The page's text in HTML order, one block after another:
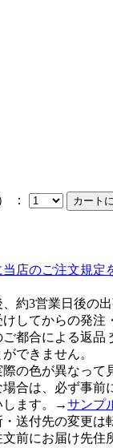
：
店のご注文規定
約3営業日後の出
けしてからの発注
都合による返品
できません。
の色が異なって
合は、必ず事前
します。→サンプ
送付先の変更は
前にお届け先住